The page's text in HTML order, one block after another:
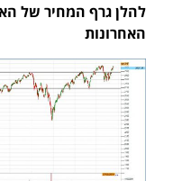
האחרונות